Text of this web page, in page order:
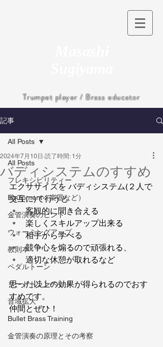
Trumpet player / Brass educator
記事
All Posts
フレキシビリティー
Equipment（楽器など）
金管演奏のヒント
ウォーミングアップ
教則本
ペダルトーン
リードトランペット
音域拡大
Bullet Brass Training
金管演奏の原理とその考察
All Posts
バディシステムのすすめ
2024年7月10日 読了時間: 1分
エクササイズを バディシステム(２人で
交互に)で行うと
客観的に聞き合える
楽しくスキルアップ出来る
相手から学べる
競争心を煽るので頑張れる、
適切な休憩が取れるなど
思った以上の効果が得られるのでおす
すめです。
仲間とぜひ！